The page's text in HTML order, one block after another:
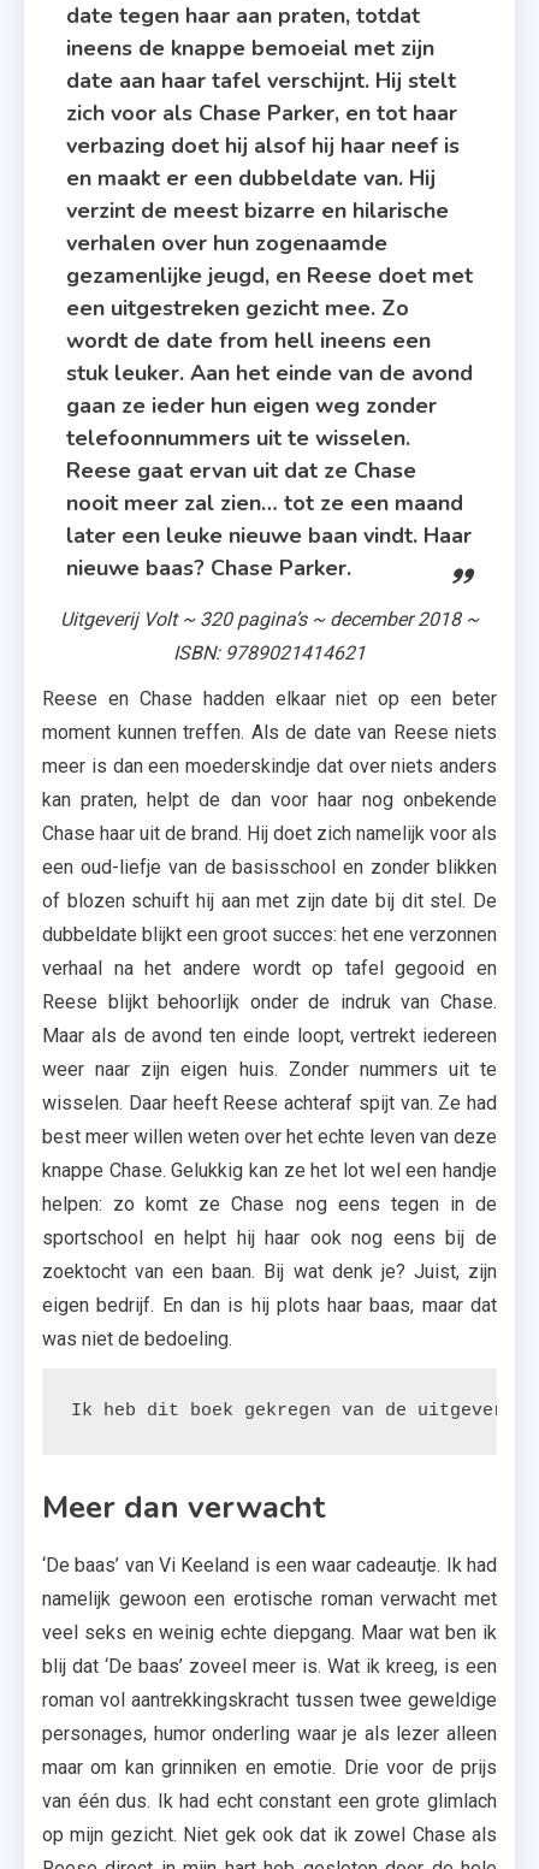
date tegen haar aan praten, totdat
ineens de knappe bemoeial met zijn
date aan haar tafel verschijnt. Hij stelt
zich voor als Chase Parker, en tot haar
verbazing doet hij alsof hij haar neef is
en maakt er een dubbeldate van. Hij
verzint de meest bizarre en hilarische
verhalen over hun zogenaamde
gezamenlijke jeugd, en Reese doet met
een uitgestreken gezicht mee. Zo
wordt de date from hell ineens een
stuk leuker. Aan het einde van de avond
gaan ze ieder hun eigen weg zonder
telefoonnummers uit te wisselen.
Reese gaat ervan uit dat ze Chase
nooit meer zal zien… tot ze een maand
later een leuke nieuwe baan vindt. Haar
nieuwe baas? Chase Parker.
Uitgeverij Volt ~ 320 pagina’s ~ december 2018 ~
ISBN: 9789021414621
Reese en Chase hadden elkaar niet op een beter
moment kunnen treffen. Als de date van Reese niets
meer is dan een moederskindje dat over niets anders
kan praten, helpt de dan voor haar nog onbekende
Chase haar uit de brand. Hij doet zich namelijk voor als
een oud-liefje van de basisschool en zonder blikken
of blozen schuift hij aan met zijn date bij dit stel. De
dubbeldate blijkt een groot succes: het ene verzonnen
verhaal na het andere wordt op tafel gegooid en
Reese blijkt behoorlijk onder de indruk van Chase.
Maar als de avond ten einde loopt, vertrekt iedereen
weer naar zijn eigen huis. Zonder nummers uit te
wisselen. Daar heeft Reese achteraf spijt van. Ze had
best meer willen weten over het echte leven van deze
knappe Chase. Gelukkig kan ze het lot wel een handje
helpen: zo komt ze Chase nog eens tegen in de
sportschool en helpt hij haar ook nog eens bij de
zoektocht van een baan. Bij wat denk je? Juist, zijn
eigen bedrijf. En dan is hij plots haar baas, maar dat
was niet de bedoeling.
Ik heb dit boek gekregen van de
Meer dan verwacht
‘De baas’ van Vi Keeland is een waar cadeautje. Ik had
namelijk gewoon een erotische roman verwacht met
veel seks en weinig echte diepgang. Maar wat ben ik
blij dat ‘De baas’ zoveel meer is. Wat ik kreeg, is een
roman vol aantrekkingskracht tussen twee geweldige
personages, humor onderling waar je als lezer alleen
maar om kan grinniken en emotie. Drie voor de prijs
van één dus. Ik had echt constant een grote glimlach
op mijn gezicht. Niet gek ook dat ik zowel Chase als